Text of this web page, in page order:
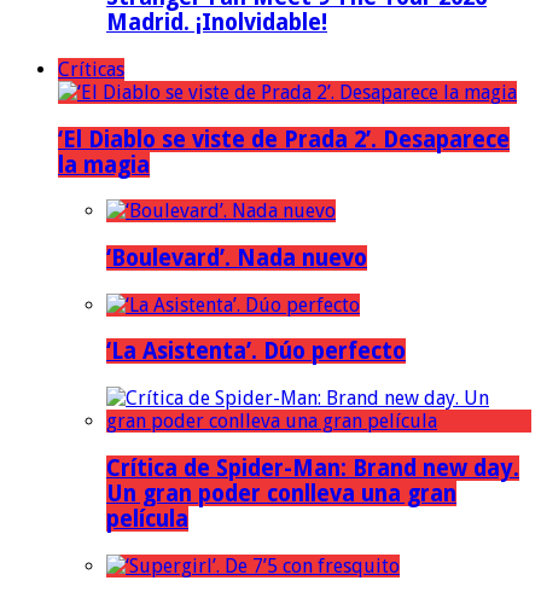
Madrid. ¡Inolvidable!
Críticas
‘El Diablo se viste de Prada 2’. Desaparece
la magia
‘Boulevard’. Nada nuevo
‘La Asistenta’. Dúo perfecto
Crítica de Spider-Man: Brand new day.
Un gran poder conlleva una gran
película